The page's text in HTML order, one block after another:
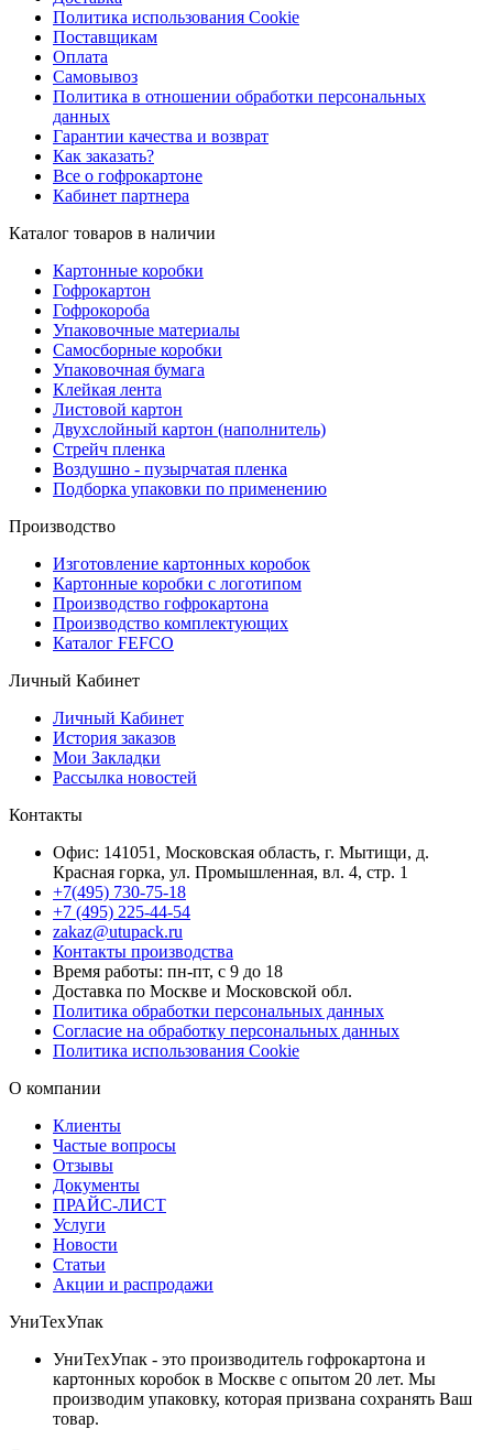
Политика использования Cookie
Поставщикам
Оплата
Самовывоз
Политика в отношении обработки персональных
данных
Гарантии качества и возврат
Как заказать?
Все о гофрокартоне
Кабинет партнера
Каталог товаров в наличии
Картонные коробки
Гофрокартон
Гофрокороба
Упаковочные материалы
Самосборные коробки
Упаковочная бумага
Клейкая лента
Листовой картон
Двухслойный картон (наполнитель)
Стрейч пленка
Воздушно - пузырчатая пленка
Подборка упаковки по применению
Производство
Изготовление картонных коробок
Картонные коробки с логотипом
Производство гофрокартона
Производство комплектующих
Каталог FEFCO
Личный Кабинет
Личный Кабинет
История заказов
Мои Закладки
Рассылка новостей
Контакты
Офис: 141051, Московская область, г. Мытищи, д.
Красная горка, ул. Промышленная, вл. 4, стр. 1
+7(495) 730-75-18
+7 (495) 225-44-54
zakaz@utupack.ru
Контакты производства
Время работы: пн-пт, с 9 до 18
Доставка по Москве и Московской обл.
Политика обработки персональных данных
Согласие на обработку персональных данных
Политика использования Cookie
О компании
Клиенты
Частые вопросы
Отзывы
Документы
ПРАЙС-ЛИСТ
Услуги
Новости
Статьи
Акции и распродажи
УниТехУпак
УниТехУпак - это производитель гофрокартона и
картонных коробок в Москве с опытом 20 лет. Мы
производим упаковку, которая призвана сохранять Ваш
товар.